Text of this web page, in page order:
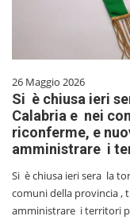
26 Maggio 2026
Si è chiusa ieri
Calabria e nei
riconferme, e
amministrare i
Si è chiusa ieri sera la
comuni della provincia ,
amministrare i territori